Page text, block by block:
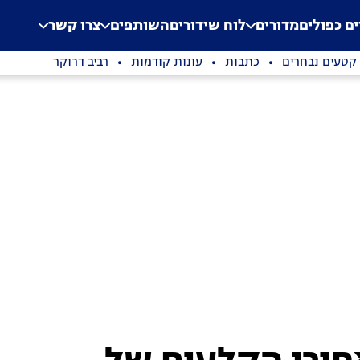
Application error: a
. כפוליםמדורים לוח שידוריםהשותפים צרו קשר
קטעים נבחרים כתבות עונות קודמות רביב דרוקר